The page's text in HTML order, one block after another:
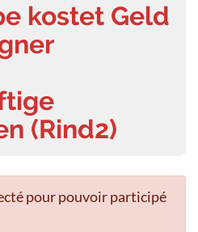
kostet Geld
(Rind2)
pour pouvoir participé